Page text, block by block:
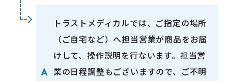
トラストメディカルでは、ご指定の場所
（ご自宅など）へ担当営業が商品をお届
けして、操作説明を行ないます。担当営
業の日程調整もございますので、ご不明